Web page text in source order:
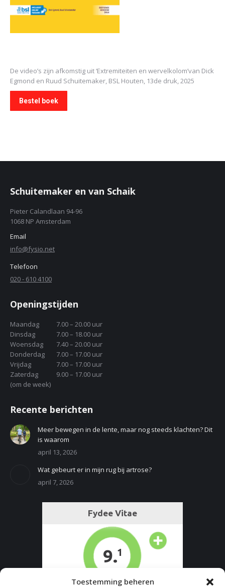
Toestemming beheren
De video’s zijn afkomstig uit‘Extremiteiten en wervelkolom’van Dick
Egmond en Ruud Schuitemaker, BSL Houten, 13de druk, 2025
Bestel boek
Schuitemaker en van Schaik
Pieter Calandlaan 94-96
1068 NP Amsterdam
Email
info@fysio.net
Telefoon
020 - 610 4100
Openingstijden
Maandag
7.00 – 20.00 uur
Dinsdag
7.00 – 18.00 uur
Woensdag
7.40 – 20.00 uur
Donderdag
7.00 – 17.00 uur
Vrijdag
7.00 – 17.00 uur
Zaterdag
9.00 – 17.00 uur
(om de week)
Recente berichten
Meer bewegen in de lente, maar nog steeds klachten? Dit
is waarom
april 13, 2026
Wat gebeurt er in mijn rug bij artrose?
april 7, 2026